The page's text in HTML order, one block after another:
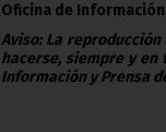
Oficina de
Aviso: La
hacerse, siempre y en
Información y Prensa